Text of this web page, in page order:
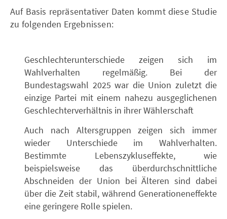
Auf Basis repräsentativer Daten kommt diese Studie
zu folgenden Ergebnissen:
Geschlechterunterschiede zeigen sich im
Wahlverhalten regelmäßig. Bei der
Bundestagswahl 2025 war die Union zuletzt die
einzige Partei mit einem nahezu ausgeglichenen
Geschlechterverhältnis in ihrer Wählerschaft
Auch nach Altersgruppen zeigen sich immer
wieder Unterschiede im Wahlverhalten.
Bestimmte Lebenszykluseffekte, wie
beispielsweise das überdurchschnittliche
Abschneiden der Union bei Älteren sind dabei
über die Zeit stabil, während Generationeneffekte
eine geringere Rolle spielen.